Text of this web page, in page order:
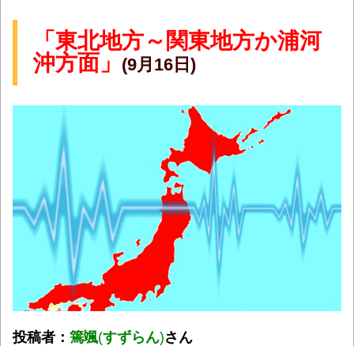
「東北地方～関東地方か浦河
沖方面」
(9月16日)
投稿者： 篶颯(すずらん)さん